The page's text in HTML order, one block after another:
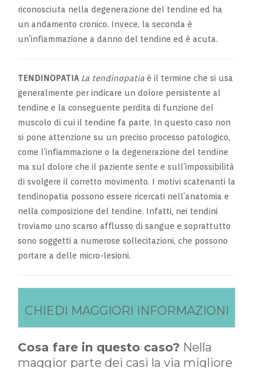
riconosciuta nella degenerazione del tendine ed ha
un andamento cronico. Invece, la seconda è
un’infiammazione a danno del tendine ed è acuta.
TENDINOPATIA La tendinopatia è il termine che si usa
generalmente per indicare un dolore persistente al
tendine e la conseguente perdita di funzione del
muscolo di cui il tendine fa parte. In questo caso non
si pone attenzione su un preciso processo patologico,
come l’infiammazione o la degenerazione del tendine
ma sul dolore che il paziente sente e sull’impossibilità
di svolgere il corretto movimento. I motivi scatenanti la
tendinopatia possono essere ricercati nell’anatomia e
nella composizione del tendine. Infatti, nei tendini
troviamo uno scarso afflusso di sangue e soprattutto
sono soggetti a numerose sollecitazioni, che possono
portare a delle micro-lesioni.
CHIEDI MAGGIORI INFORMAZIONI
Cosa fare in questo caso? Nella
maggior parte dei casi la via migliore